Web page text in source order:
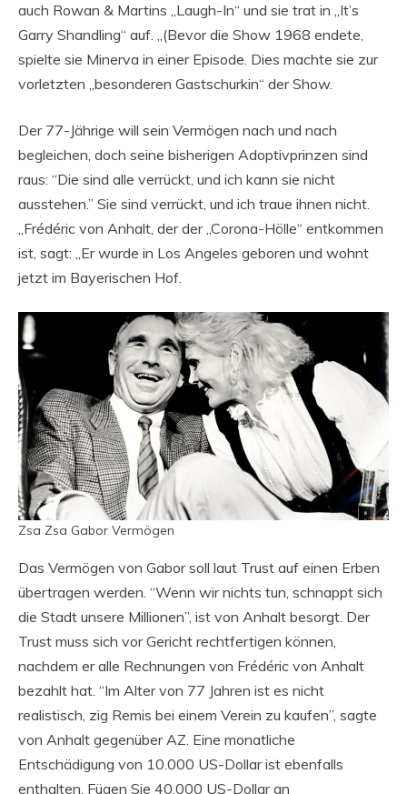
auch Rowan & Martins „Laugh-In“ und sie trat in „It’s
Garry Shandling“ auf. „(Bevor die Show 1968 endete,
spielte sie Minerva in einer Episode. Dies machte sie zur
vorletzten „besonderen Gastschurkin“ der Show.
Der 77-Jährige will sein Vermögen nach und nach
begleichen, doch seine bisherigen Adoptivprinzen sind
raus: “Die sind alle verrückt, und ich kann sie nicht
ausstehen.” Sie sind verrückt, und ich traue ihnen nicht.
„Frédéric von Anhalt, der der „Corona-Hölle“ entkommen
ist, sagt: „Er wurde in Los Angeles geboren und wohnt
jetzt im Bayerischen Hof.
Zsa Zsa Gabor Vermögen
Das Vermögen von Gabor soll laut Trust auf einen Erben
übertragen werden. “Wenn wir nichts tun, schnappt sich
die Stadt unsere Millionen”, ist von Anhalt besorgt. Der
Trust muss sich vor Gericht rechtfertigen können,
nachdem er alle Rechnungen von Frédéric von Anhalt
bezahlt hat. “Im Alter von 77 Jahren ist es nicht
realistisch, zig Remis bei einem Verein zu kaufen”, sagte
von Anhalt gegenüber AZ. Eine monatliche
Entschädigung von 10.000 US-Dollar ist ebenfalls
enthalten. Fügen Sie 40.000 US-Dollar an